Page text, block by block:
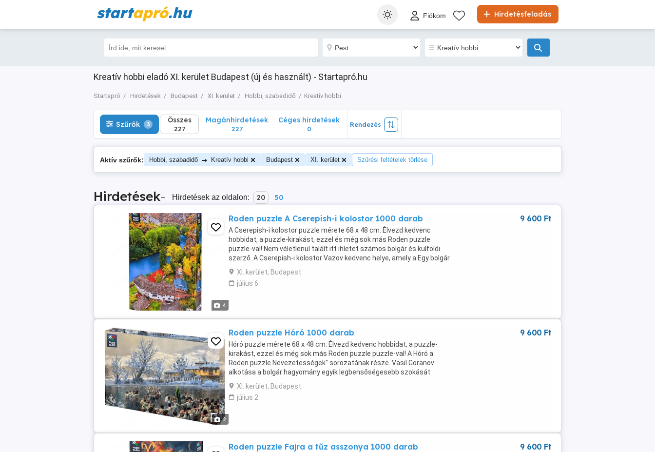
startapró.hu Hirdetésfeladás
Fiókom
Kreatív hobbi eladó XI. kerület Budapest (új és használt) - Startapró.hu
Startapró Hirdetések Budapest XI. kerület Hobbi, szabadidő Kreatív hobbi
Szűrők 3 Összes
227
Szűrők 3 Összes
227
Magánhirdetések
227
Céges hirdetések
0
Rendezés
Aktív szűrők: Hobbi, szabadidő → Kreatív hobbi Budapest XI. kerület Szűrési feltételek törlése
Hirdetések– Hirdetések az oldalon: 20 50
4
Roden puzzle A Cserepish-i kolostor 1000 darab
A Cserepish-i kolostor puzzle mérete 68 x 48 cm. Élvezd kedvenc
hobbidat, a puzzle-kirakást, ezzel és még sok más Roden puzzle
puzzle-val! Nem véletlenül talált itt ihletet számos bolgár és külföldi
szerző. A Cserepish-i kolostor Vazov kedvenc helye, amely a Egy bolgár
asszony" című elbeszéléséhez ihlette, ...
XI. kerület, Budapest
július 6
9 600 Ft
2
Roden puzzle Hóró 1000 darab
Hóró puzzle mérete 68 x 48 cm. Élvezd kedvenc hobbidat, a puzzle-
kirakást, ezzel és még sok más Roden puzzle puzzle-val! A Hóró a
Roden puzzle Nevezetességek" sorozatának része. Vasil Goranov
alkotása a bolgár hagyomány egyik legbensőségesebb szokását
jeleníti meg a férfi hórót Vízkeresztkor. A folyó ...
XI. kerület, Budapest
július 2
9 600 Ft
Roden puzzle Fajra a tűz asszonya 1000 darab 9 600 Ft